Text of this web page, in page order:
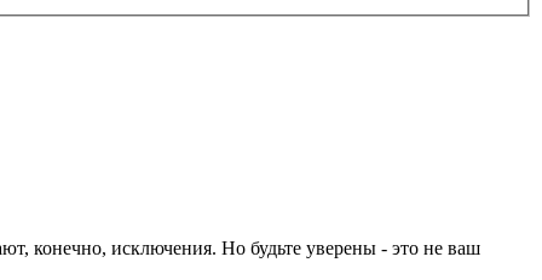
конечно, исключения. Но будьте уверены - это не ваш